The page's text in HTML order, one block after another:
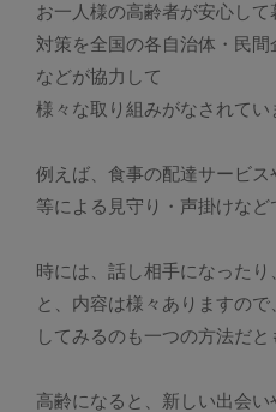
お一人様の高齢者が安心し
対策を全国の各自治体・民
などが協力して
様々な取り組みがなされてい
例えば、食事の配達サービ
等による見守り・声掛けなど
時には、話し相手になった
と、内容は様々ありますの
してみるのも一つの方法だと
高齢になると、新しい出会